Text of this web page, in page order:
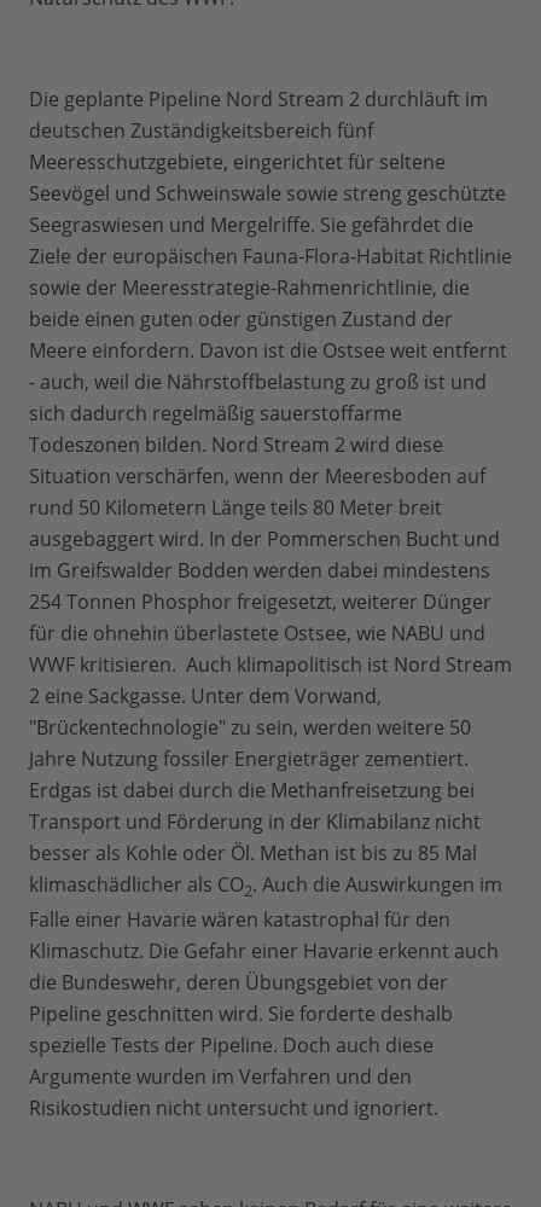
Die geplante Pipeline Nord Stream 2 durchläuft im
deutschen Zuständigkeitsbereich fünf
Meeresschutzgebiete, eingerichtet für seltene
Seevögel und Schweinswale sowie streng geschützte
Seegraswiesen und Mergelriffe. Sie gefährdet die
Ziele der europäischen Fauna-Flora-Habitat Richtlinie
sowie der Meeresstrategie-Rahmenrichtlinie, die
beide einen guten oder günstigen Zustand der
Meere einfordern. Davon ist die Ostsee weit entfernt
- auch, weil die Nährstoffbelastung zu groß ist und
sich dadurch regelmäßig sauerstoffarme
Todeszonen bilden. Nord Stream 2 wird diese
Situation verschärfen, wenn der Meeresboden auf
rund 50 Kilometern Länge teils 80 Meter breit
ausgebaggert wird. In der Pommerschen Bucht und
im Greifswalder Bodden werden dabei mindestens
254 Tonnen Phosphor freigesetzt, weiterer Dünger
für die ohnehin überlastete Ostsee, wie NABU und
WWF kritisieren. Auch klimapolitisch ist Nord Stream
2 eine Sackgasse. Unter dem Vorwand,
"Brückentechnologie" zu sein, werden weitere 50
Jahre Nutzung fossiler Energieträger zementiert.
Erdgas ist dabei durch die Methanfreisetzung bei
Transport und Förderung in der Klimabilanz nicht
besser als Kohle oder Öl. Methan ist bis zu 85 Mal
klimaschädlicher als CO2. Auch die Auswirkungen im
Falle einer Havarie wären katastrophal für den
Klimaschutz. Die Gefahr einer Havarie erkennt auch
die Bundeswehr, deren Übungsgebiet von der
Pipeline geschnitten wird. Sie forderte deshalb
spezielle Tests der Pipeline. Doch auch diese
Argumente wurden im Verfahren und den
Risikostudien nicht untersucht und ignoriert.